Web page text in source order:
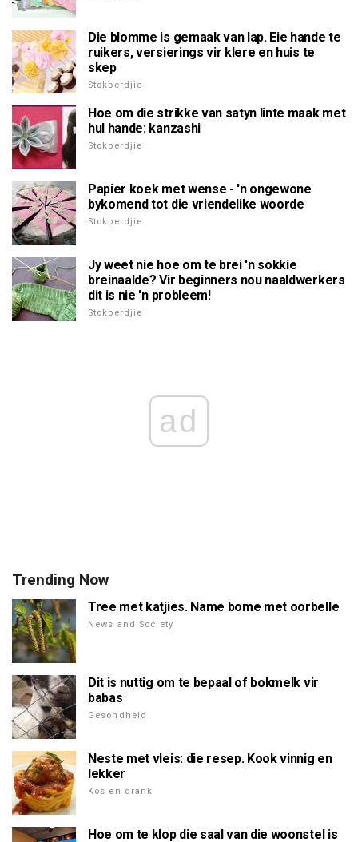
Die blomme is gemaak van lap. Eie hande te
ruikers, versierings vir klere en huis te
skep
Stokperdjie
Hoe om die strikke van satyn linte maak met
hul hande: kanzashi
Stokperdjie
Papier koek met wense - 'n ongewone
bykomend tot die vriendelike woorde
Stokperdjie
Jy weet nie hoe om te brei 'n sokkie
breinaalde? Vir beginners nou naaldwerkers
dit is nie 'n probleem!
Stokperdjie
ad
Trending Now
Tree met katjies. Name bome met oorbelle
News and Society
Dit is nuttig om te bepaal of bokmelk vir
babas
Gesondheid
Neste met vleis: die resep. Kook vinnig en
lekker
Kos en drank
Hoe om te klop die saal van die woonstel is